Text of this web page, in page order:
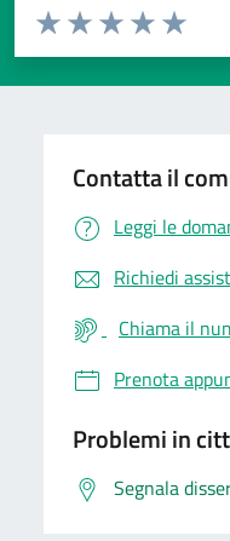
Valuta da 1 a 5 stelle la
Valuta
Valuta 4
Valuta 3 stelle
Valuta 2 stelle su 5
Valuta 1 stelle su 5
Contatta il
Leggi le
Richiedi
Chiama il
Prenota
Problemi in
Segnala